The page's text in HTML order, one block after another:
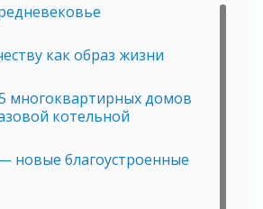
как образ жизни
многоквартирных домов
котельной
новые благоустроенные